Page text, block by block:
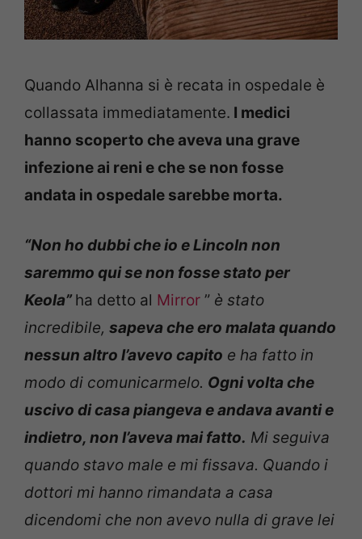
Quando Alhanna si è recata in ospedale è
collassata immediatamente. I medici
hanno scoperto che aveva una grave
infezione ai reni e che se non fosse
andata in ospedale sarebbe morta.
“Non ho dubbi che io e Lincoln non
saremmo qui se non fosse stato per
Keola” ha detto al Mirror ” è stato
incredibile, sapeva che ero malata quando
nessun altro l’avevo capito e ha fatto in
modo di comunicarmelo. Ogni volta che
uscivo di casa piangeva e andava avanti e
indietro, non l’aveva mai fatto. Mi seguiva
quando stavo male e mi fissava. Quando i
dottori mi hanno rimandata a casa
dicendomi che non avevo nulla di grave lei